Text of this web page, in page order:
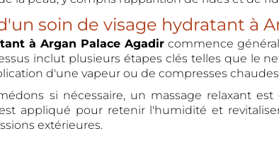
soin de visage hydratant à
à Argan Palace Agadircommence
inclut plusieurs étapes clés telles que le
d'une vapeur ou de compresses
si nécessaire, un massage relaxant
appliqué pour retenir l'humidité et
extérieures.